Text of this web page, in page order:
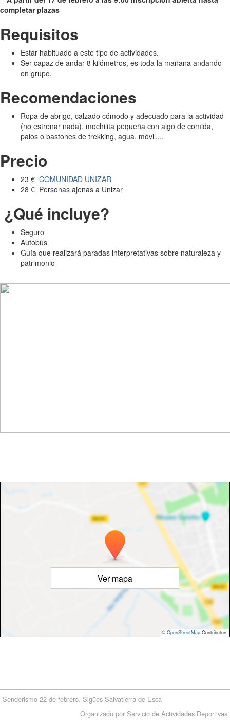
completar plazas
Requisitos
Estar habituado a este tipo de actividades.
Ser capaz de andar 8 kilómetros, es toda la mañana andando
en grupo.
Recomendaciones
Ropa de abrigo, calzado cómodo y adecuado para la actividad
(no estrenar nada), mochilita pequeña con algo de comida,
palos o bastones de trekking, agua, móvil,...
Precio
23 € COMUNIDAD UNIZAR
28 € Personas ajenas a Unizar
¿Qué incluye?
Seguro
Autobús
Guía que realizará paradas interpretativas sobre naturaleza y
patrimonio
Ver mapa
© OpenStreetMap Contributors
Senderismo 22 de febrero. Sigües-Salvatierra de Esca
Organizado por Servicio de Actividades Deportivas